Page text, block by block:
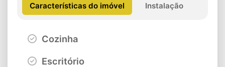
Características do imóvel Instalação
Cozinha
Escritório